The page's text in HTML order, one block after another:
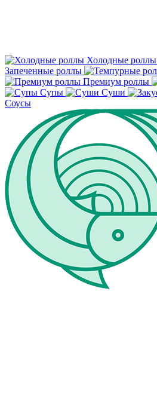
Холодные роллы
Запеченные роллы
Премиум роллы
Супы
Суши
Соусы